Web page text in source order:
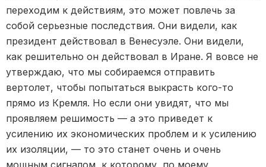
переходим к действиям, это может повлечь за
собой серьезные последствия. Они видели, как
президент действовал в Венесуэле. Они видели,
как решительно он действовал в Иране. Я вовсе не
утверждаю, что мы собираемся отправить
вертолет, чтобы попытаться выкрасть кого-то
прямо из Кремля. Но если они увидят, что мы
проявляем решимость — а это приведет к
усилению их экономических проблем и к усилению
их изоляции, — то это станет очень и очень
мощным сигналом, к которому, по моему